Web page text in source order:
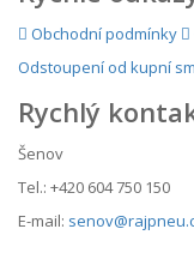
Obchodní podmínky
Odstoupení od kupní
Rychlý
Šenov
Tel.: +420 604 750 150
E-mail: